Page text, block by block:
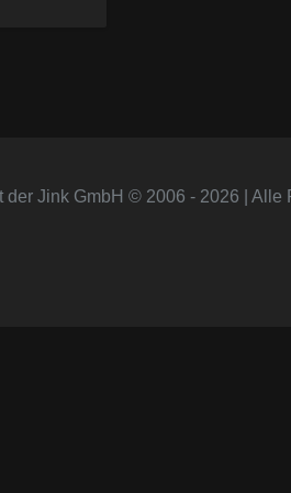
der Jink GmbH © 2006 - 2026 | Alle